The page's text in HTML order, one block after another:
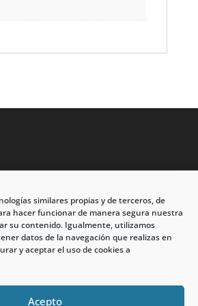
similares propias y de terceros, de
hacer funcionar de manera segura nuestra
su contenido. Igualmente, utilizamos
datos de la navegación que realizas en
y aceptar el uso de cookies a
Acepto
Quintanilla nº67 – Esq. Río de
Asturias
– 647 72 54 95